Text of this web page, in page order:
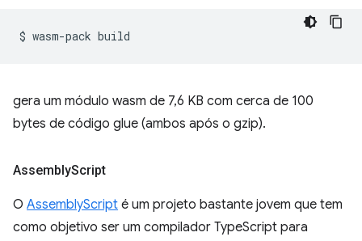
$ wasm-pack
gera um módulo wasm de 7,6 KB com cerca de 100
bytes de código glue (ambos após o gzip).
AssemblyScript
O AssemblyScript é um projeto bastante jovem que tem
como objetivo ser um compilador TypeScript para